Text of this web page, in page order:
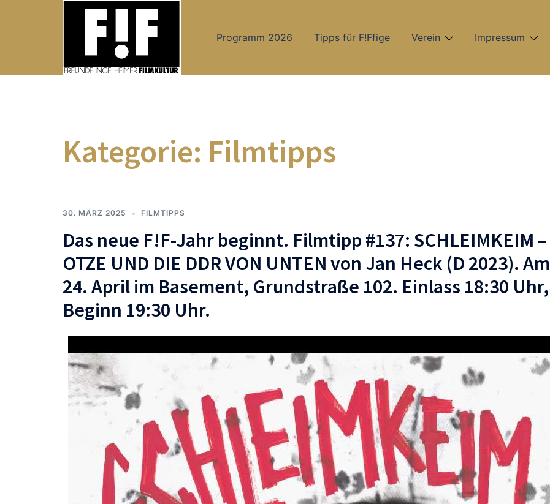
Programm 2026 Tipps für F!Ffige Verein Impressum
Kategorie: Filmtipps
30. MÄRZ 2025 FILMTIPPS
Das neue F!F-Jahr beginnt. Filmtipp #137: SCHLEIMKEIM –
OTZE UND DIE DDR VON UNTEN von Jan Heck (D 2023). Am
24. April im Basement, Grundstraße 102. Einlass 18:30 Uhr,
Beginn 19:30 Uhr.